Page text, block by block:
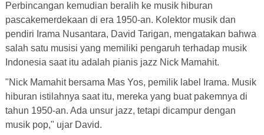
Perbincangan kemudian beralih ke musik hiburan
pascakemerdekaan di era 1950-an. Kolektor musik dan
pendiri Irama Nusantara, David Tarigan, mengatakan bahwa
salah satu musisi yang memiliki pengaruh terhadap musik
Indonesia saat itu adalah pianis jazz Nick Mamahit.
"Nick Mamahit bersama Mas Yos, pemilik label Irama. Musik
hiburan istilahnya saat itu, mereka yang buat pakemnya di
tahun 1950-an. Ada unsur jazz, tetapi dicampur dengan
musik pop," ujar David.